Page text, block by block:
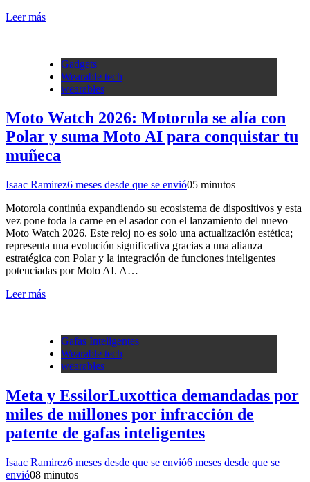
Leer más
Gadgets
Wearable tech
wearables
Moto Watch 2026: Motorola se alía con
Polar y suma Moto AI para conquistar tu
muñeca
Isaac Ramirez6 meses desde que se envió05 minutos
Motorola continúa expandiendo su ecosistema de dispositivos y esta
vez pone toda la carne en el asador con el lanzamiento del nuevo
Moto Watch 2026. Este reloj no es solo una actualización estética;
representa una evolución significativa gracias a una alianza
estratégica con Polar y la integración de funciones inteligentes
potenciadas por Moto AI. A…
Leer más
Gafas Inteligentes
Wearable tech
wearables
Meta y EssilorLuxottica demandadas por
miles de millones por infracción de
patente de gafas inteligentes
Isaac Ramirez6 meses desde que se envió6 meses desde que se
envió08 minutos